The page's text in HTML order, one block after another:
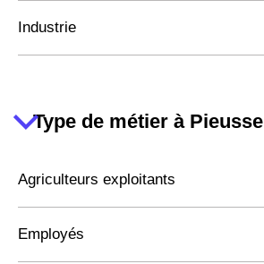
Industrie
Type de métier à Pieusse
Agriculteurs exploitants
Employés